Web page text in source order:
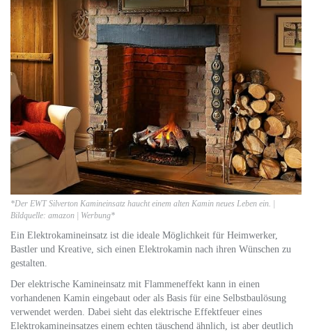
*Der EWT Silverton Kamineinsatz haucht einem alten Kamin neues Leben ein. |
Bildquelle: amazon | Werbung*
Ein Elektrokamineinsatz ist die ideale Möglichkeit für Heimwerker,
Bastler und Kreative, sich einen Elektrokamin nach ihren Wünschen zu
gestalten.
Der elektrische Kamineinsatz mit Flammeneffekt kann in einen
vorhandenen Kamin eingebaut oder als Basis für eine Selbstbaulösung
verwendet werden. Dabei sieht das elektrische Effektfeuer eines
Elektrokamineinsatzes einem echten täuschend ähnlich, ist aber deutlich